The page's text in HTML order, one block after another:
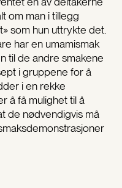
om man i tillegg
som hun uttrykte det.
har en umamismak
til de andre smakene
i gruppene for å
i en rekke
å få mulighet til å
de nødvendigvis må